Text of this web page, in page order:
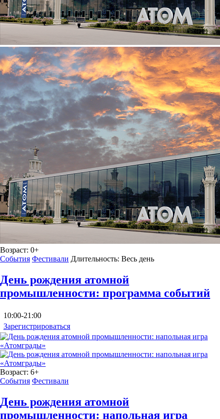
Возраст: 0+
События Фестивали Длительность: Весь день
День рождения атомной
промышленности: программа событий
10:00-21:00
Зарегистрироваться
Возраст: 6+
События Фестивали
День рождения атомной
промышленности: напольная игра